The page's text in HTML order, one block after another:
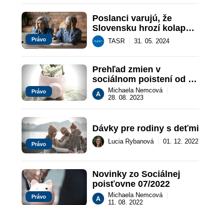
Právo
Poslanci varujú, že
Slovensku hrozí kolaps
sociálneho systému
TASR 31. 05. 2024
Právo
Prehľad zmien v
sociálnom poistení od
júla a augusta 2023
Michaela Nemcová
28. 08. 2023
Právo
Dávky pre rodiny s deťmi
Lucia Rybanová 01. 12. 2022
Právo
Novinky zo Sociálnej
poisťovne 07/2022
Michaela Nemcová
11. 08. 2022